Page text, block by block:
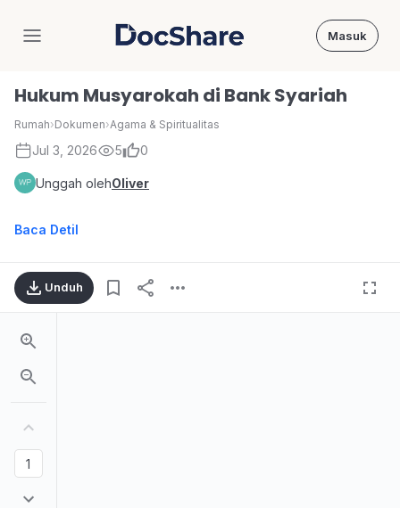
DocShare Masuk
Hukum Musyarokah di Bank Syariah
Rumah›Dokumen›Agama & Spiritualitas
Jul 3, 2026 5 0
Unggah olehOliver
Baca Detil
Unduh